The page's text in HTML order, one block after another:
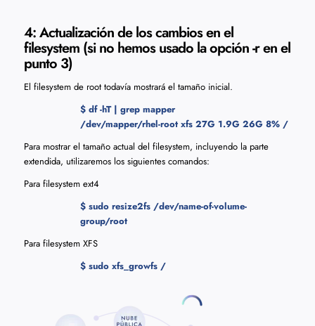
4: Actualización de los cambios en el
filesystem (si no hemos usado la opción -r en el
punto 3)
El filesystem de root todavía mostrará el tamaño inicial.
$ df -hT | grep mapper
/dev/mapper/rhel-root xfs 27G 1.9G 26G 8% /
Para mostrar el tamaño actual del filesystem, incluyendo la parte
extendida, utilizaremos los siguientes comandos:
Para filesystem ext4
$ sudo resize2fs /dev/name-of-volume-
group/root
Para filesystem XFS
$ sudo xfs_growfs /